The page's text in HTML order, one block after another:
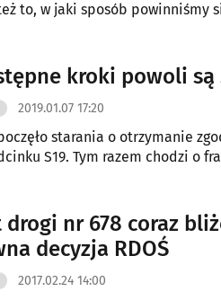
to, w jaki sposób powinniśmy
kroki powoli
2019.01.07 17:20
starania o otrzymanie
S19. Tym razem chodzi o
drogi nr 678 coraz
decyzja RDOŚ
2017.02.24 14:00